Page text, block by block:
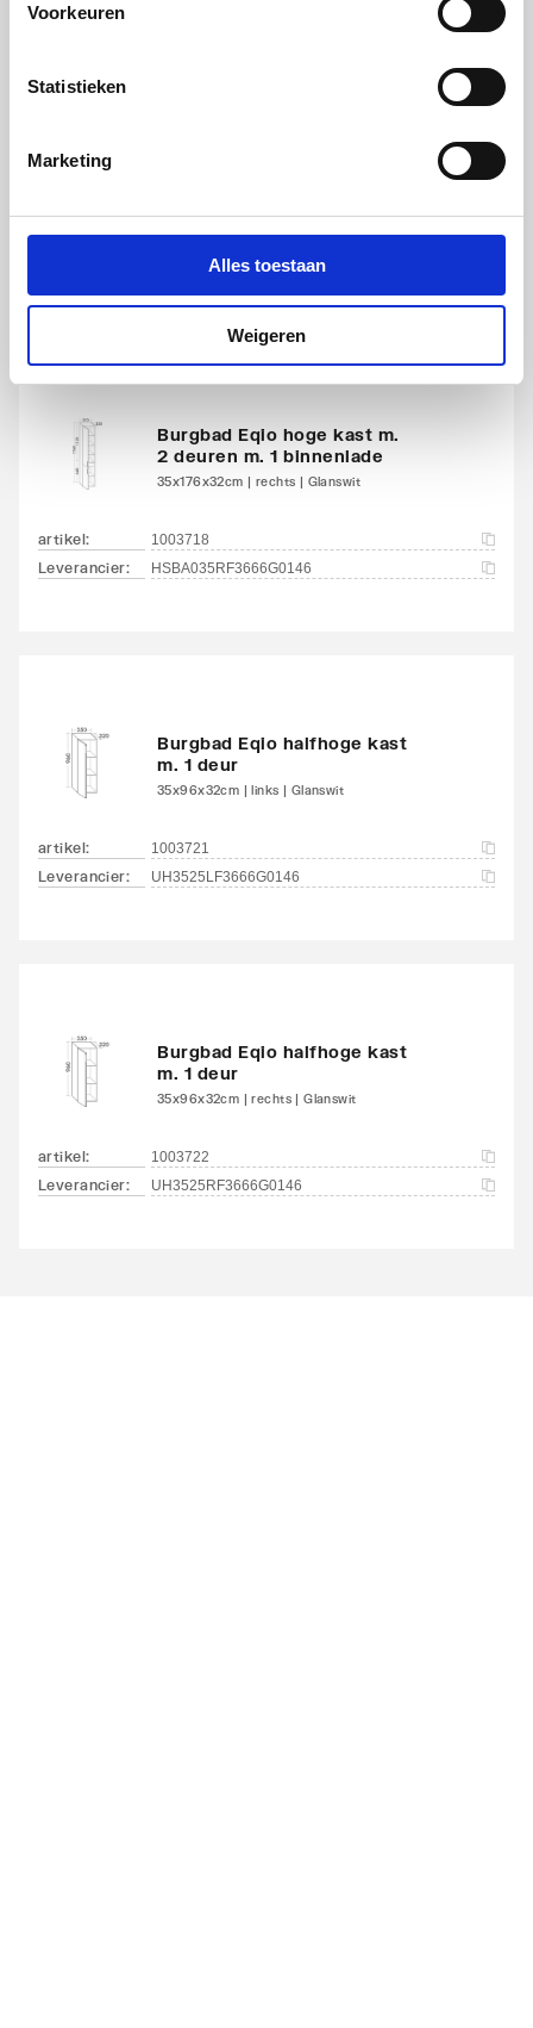
Voorkeuren
Statistieken
Marketing
Alles toestaan
Weigeren
HSBA035LF3666G0146
Burgbad Eqio hoge kast m.
2 deuren m. 1 binnenlade
35x176x32cm | rechts | Glanswit
artikel: 1003718
Leverancier: HSBA035RF3666G0146
Burgbad Eqio halfhoge kast
m. 1 deur
35x96x32cm | links | Glanswit
artikel: 1003721
Leverancier: UH3525LF3666G0146
Burgbad Eqio halfhoge kast
m. 1 deur
35x96x32cm | rechts | Glanswit
artikel: 1003722
Leverancier: UH3525RF3666G0146